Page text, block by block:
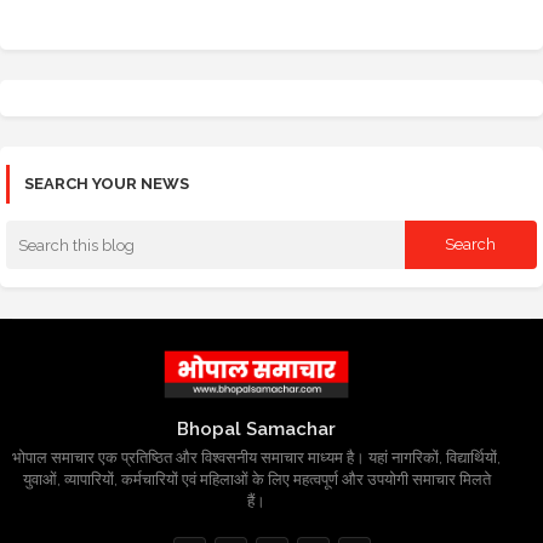
SEARCH YOUR NEWS
Bhopal Samachar
भोपाल समाचार एक प्रतिष्ठित और विश्वसनीय समाचार माध्यम है। यहां नागरिकों, विद्यार्थियों,
युवाओं, व्यापारियों, कर्मचारियों एवं महिलाओं के लिए महत्वपूर्ण और उपयोगी समाचार मिलते
हैं।